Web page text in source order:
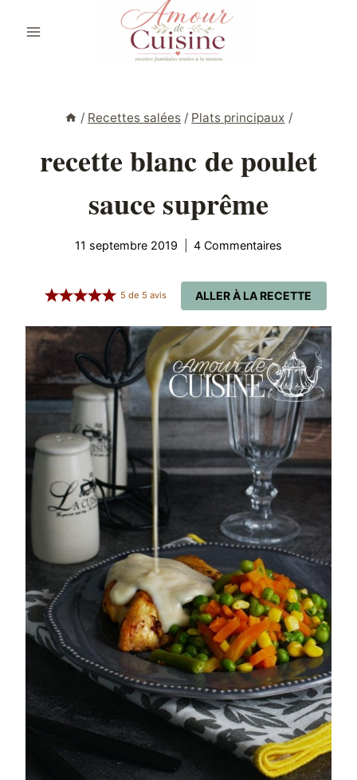
/ Recettes salées / Plats principaux /
recette blanc de poulet
sauce suprême
11 septembre 2019 4 Commentaires
ALLER À LA RECETTE
5 de 5 avis